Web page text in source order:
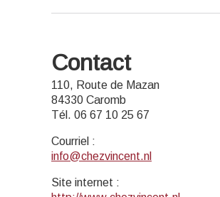
Contact
110, Route de Mazan
84330 Caromb
Tél. 06 67 10 25 67
Courriel :
info@chezvincent.nl
Site internet :